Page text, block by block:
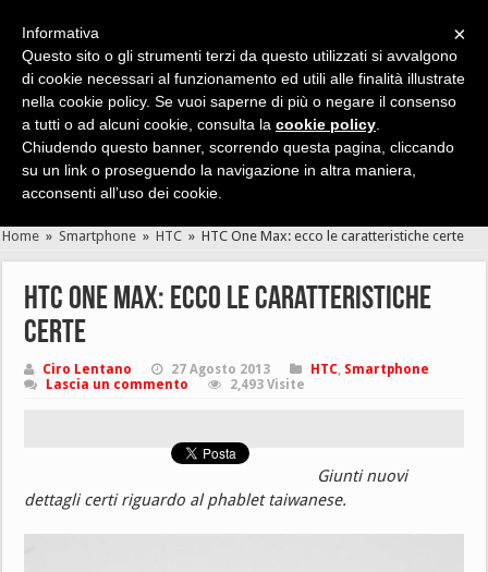
Cerca velocemente news, recensioni, guide, app, giochi ...
Home » Smartphone » HTC » HTC One Max: ecco le caratteristiche certe
HTC One Max: ecco le caratteristiche
certe
Ciro Lentano 27 Agosto 2013 HTC, Smartphone
Lascia un commento
2,493 Visite
Giunti nuovi
dettagli certi riguardo al phablet taiwanese.
×
Informativa
Questo sito o gli strumenti terzi da questo utilizzati si avvalgono
di cookie necessari al funzionamento ed utili alle finalità illustrate
nella cookie policy. Se vuoi saperne di più o negare il consenso
a tutti o ad alcuni cookie, consulta la cookie policy
Chiudendo questo banner, scorrendo questa pagina, cliccando
su un link o proseguendo la navigazione in altra maniera,
acconsenti all’uso dei cookie.